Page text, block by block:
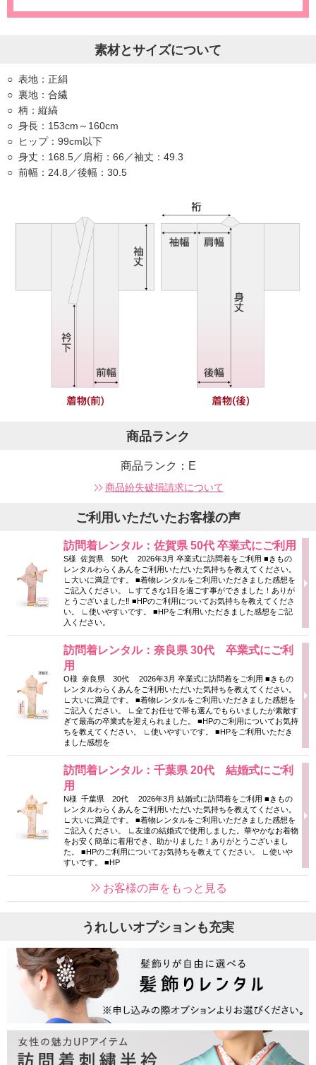
素材とサイズについて
表地：正絹
裏地：合繊
柄：縦縞
身長：153cm～160cm
ヒップ：99cm以下
身丈：168.5／肩桁：66／袖丈：49.3
前幅：24.8／後幅：30.5
商品ランク
商品ランク：E
商品紛失破損請求について
ご利用いただいたお客様の声
訪問着レンタル：佐賀県 50代 卒業式にご利用
S様 佐賀県 50代 2026年3月 卒業式に訪問着をご利用 ■きもの
レンタルわらくあんをご利用いただいた気持ちを教えてください。
∟大いに満足です。 ■着物レンタルをご利用いただきました感想を
ご記入ください。 ∟すてきな1日を過ごす事ができました！ありが
とうございました‼ ■HPのご利用についてお気持ちを教えてくださ
い。 ∟使いやすいです。 ■HPをご利用いただきました感想をご記
入ください。
訪問着レンタル：奈良県 30代 卒業式にご利
用
O様 奈良県 30代 2026年3月 卒業式に訪問着をご利用 ■きもの
レンタルわらくあんをご利用いただいた気持ちを教えてください。
∟大いに満足です。 ■着物レンタルをご利用いただきました感想を
ご記入ください。 ∟全てお任せで帯も選んでもらいましたが素敵す
ぎて最高の卒業式を迎えられました。 ■HPのご利用についてお気持
ちを教えてください。 ∟使いやすいです。 ■HPをご利用いただき
ました感想を
訪問着レンタル：千葉県 20代 結婚式にご利
用
N様 千葉県 20代 2026年3月 結婚式に訪問着をご利用 ■きもの
レンタルわらくあんをご利用いただいた気持ちを教えてください。
∟大いに満足です。 ■着物レンタルをご利用いただきました感想を
ご記入ください。 ∟友達の結婚式で使用しました。華やかなお着物
をお安く簡単に着用でき、助かりました！ありがとうございまし
た。 ■HPのご利用についてお気持ちを教えてください。 ∟使いや
すいです。 ■HP
お客様の声をもっと見る
うれしいオプションも充実